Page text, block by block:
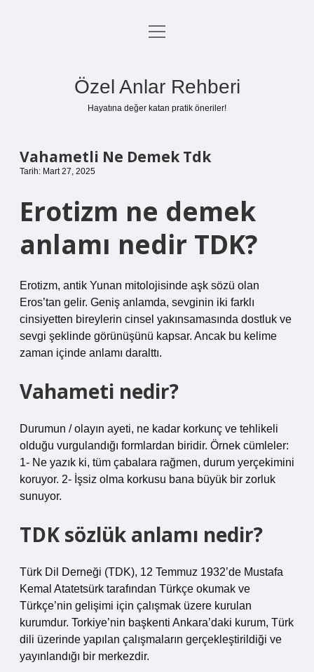
Anasayfa
menüyü
Özel Anlar Rehberi
Hayatına değer katan pratik öneriler!
Vahametli Ne Demek Tdk
Tarih: Mart 27, 2025
Erotizm ne demek
anlamı nedir TDK?
Erotizm, antik Yunan mitolojisinde aşk sözü olan
Eros’tan gelir. Geniş anlamda, sevginin iki farklı
cinsiyetten bireylerin cinsel yakınsamasında dostluk ve
sevgi şeklinde görünüşünü kapsar. Ancak bu kelime
zaman içinde anlamı daralttı.
Vahameti nedir?
Durumun / olayın ayeti, ne kadar korkunç ve tehlikeli
olduğu vurgulandığı formlardan biridir. Örnek cümleler:
1- Ne yazık ki, tüm çabalara rağmen, durum yerçekimini
koruyor. 2- İşsiz olma korkusu bana büyük bir zorluk
sunuyor.
TDK sözlük anlamı nedir?
Türk Dil Derneği (TDK), 12 Temmuz 1932’de Mustafa
Kemal Atatetsürk tarafından Türkçe okumak ve
Türkçe’nin gelişimi için çalışmak üzere kurulan
kurumdur. Torkiye’nin başkenti Ankara’daki kurum, Türk
dili üzerinde yapılan çalışmaların gerçekleştirildiği ve
yayınlandığı bir merkezdir.